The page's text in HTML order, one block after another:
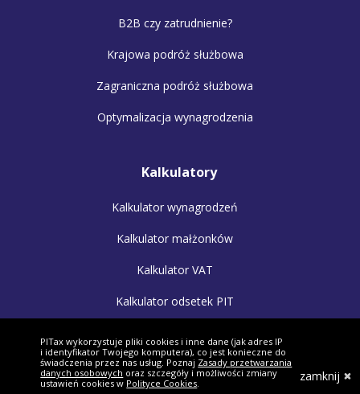
B2B czy zatrudnienie?
Krajowa podróż służbowa
Zagraniczna podróż służbowa
Optymalizacja wynagrodzenia
Kalkulatory
Kalkulator wynagrodzeń
Kalkulator małżonków
Kalkulator VAT
Kalkulator odsetek PIT
Kalkulator kilometrówki
PITax wykorzystuje pliki cookies i inne dane (jak adres IP
i identyfikator Twojego komputera), co jest konieczne do
świadczenia przez nas usług. Poznaj Zasady przetwarzania
danych osobowych oraz szczegóły i możliwości zmiany
ustawień cookies w Polityce Cookies. zamknij